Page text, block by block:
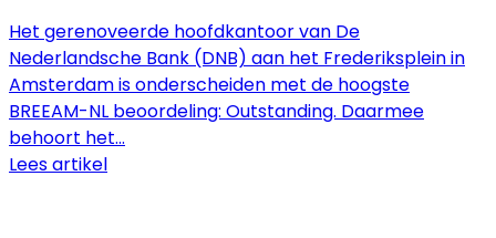
Het gerenoveerde hoofdkantoor van De
Nederlandsche Bank (DNB) aan het Frederiksplein in
Amsterdam is onderscheiden met de hoogste
BREEAM-NL beoordeling: Outstanding. Daarmee
behoort het...
Lees artikel